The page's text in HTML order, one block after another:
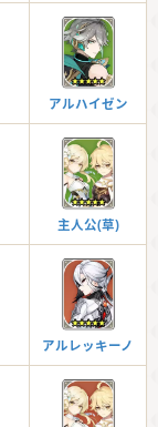
アルハイゼン
主人公(草)
アルレッキーノ